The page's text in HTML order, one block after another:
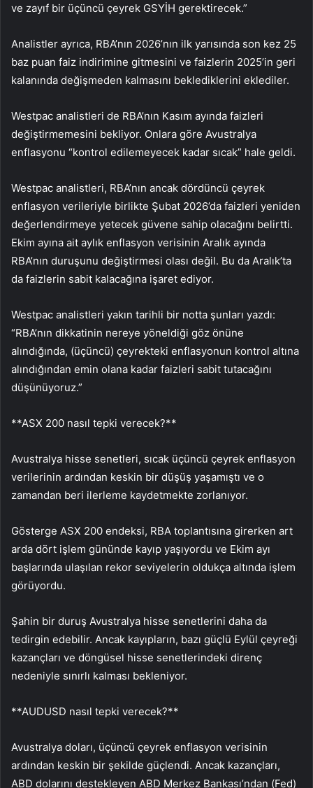
ve zayıf bir üçüncü çeyrek GSYİH gerektirecek.”
Analistler ayrıca, RBA’nın 2026’nın ilk yarısında son kez 25
baz puan faiz indirimine gitmesini ve faizlerin 2025’in geri
kalanında değişmeden kalmasını beklediklerini eklediler.
Westpac analistleri de RBA’nın Kasım ayında faizleri
değiştirmemesini bekliyor. Onlara göre Avustralya
enflasyonu “kontrol edilemeyecek kadar sıcak” hale geldi.
Westpac analistleri, RBA’nın ancak dördüncü çeyrek
enflasyon verileriyle birlikte Şubat 2026’da faizleri yeniden
değerlendirmeye yetecek güvene sahip olacağını belirtti.
Ekim ayına ait aylık enflasyon verisinin Aralık ayında
RBA’nın duruşunu değiştirmesi olası değil. Bu da Aralık’ta
da faizlerin sabit kalacağına işaret ediyor.
Westpac analistleri yakın tarihli bir notta şunları yazdı:
“RBA’nın dikkatinin nereye yöneldiği göz önüne
alındığında, (üçüncü) çeyrekteki enflasyonun kontrol altına
alındığından emin olana kadar faizleri sabit tutacağını
düşünüyoruz.”
**ASX 200 nasıl tepki verecek?**
Avustralya hisse senetleri, sıcak üçüncü çeyrek enflasyon
verilerinin ardından keskin bir düşüş yaşamıştı ve o
zamandan beri ilerleme kaydetmekte zorlanıyor.
Gösterge ASX 200 endeksi, RBA toplantısına girerken art
arda dört işlem gününde kayıp yaşıyordu ve Ekim ayı
başlarında ulaşılan rekor seviyelerin oldukça altında işlem
görüyordu.
Şahin bir duruş Avustralya hisse senetlerini daha da
tedirgin edebilir. Ancak kayıpların, bazı güçlü Eylül çeyreği
kazançları ve döngüsel hisse senetlerindeki direnç
nedeniyle sınırlı kalması bekleniyor.
**AUDUSD nasıl tepki verecek?**
Avustralya doları, üçüncü çeyrek enflasyon verisinin
ardından keskin bir şekilde güçlendi. Ancak kazançları,
ABD dolarını destekleyen ABD Merkez Bankası’ndan (Fed)